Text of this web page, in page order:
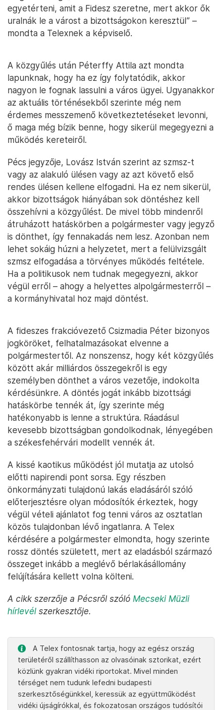
egyetérteni, amit a Fidesz szeretne, mert akkor ők
uralnák le a várost a bizottságokon keresztül” –
mondta a Telexnek a képviselő.
A közgyűlés után Péterffy Attila azt mondta
lapunknak, hogy ha ez így folytatódik, akkor
nagyon le fognak lassulni a város ügyei. Ugyanakkor
az aktuális történésekből szerinte még nem
érdemes messzemenő következtetéseket levonni,
ő maga még bízik benne, hogy sikerül megegyezni a
működés kereteiről.
Pécs jegyzője, Lovász István szerint az szmsz-t
vagy az alakuló ülésen vagy az azt követő első
rendes ülésen kellene elfogadni. Ha ez nem sikerül,
akkor bizottságok hiányában sok döntéshez kell
összehívni a közgyűlést. De mivel több mindenről
átruházott hatáskörben a polgármester vagy jegyző
is dönthet, így fennakadás nem lesz. Azonban nem
lehet sokáig húzni a helyzetet, mert a felülvizsgált
szmsz elfogadása a törvényes működés feltétele.
Ha a politikusok nem tudnak megegyezni, akkor
végül erről – ahogy a helyettes alpolgármesterről –
a kormányhivatal hoz majd döntést.
A fideszes frakcióvezető Csizmadia Péter bizonyos
jogköröket, felhatalmazásokat elvenne a
polgármestertől. Az nonszensz, hogy két közgyűlés
között akár milliárdos összegekről is egy
személyben dönthet a város vezetője, indokolta
kérdésünkre. A döntés jogát inkább bizottsági
hatáskörbe tennék át, így szerinte még
hatékonyabb is lenne a struktúra. Ráadásul
kevesebb bizottságban gondolkodnak, lényegében
a székesfehérvári modellt vennék át.
A kissé kaotikus működést jól mutatja az utolsó
előtti napirendi pont sorsa. Egy részben
önkormányzati tulajdonú lakás eladásáról szóló
előterjesztésre olyan módosítók érkeztek, hogy
végül vételi ajánlatot fog tenni város az osztatlan
közös tulajdonban lévő ingatlanra. A Telex
kérdésére a polgármester elmondta, hogy szerinte
rossz döntés született, mert az eladásból származó
összeget inkább a meglévő bérlakásállomány
felújítására kellett volna költeni.
A cikk szerzője a Pécsről szóló Mecseki Müzli
hírlevél szerkesztője.
A Telex fontosnak tartja, hogy az egész ország
területéről szállíthasson az olvasóinak sztorikat, ezért
közlünk gyakran vidéki riportokat. Mivel minden
térséget nem tudunk lefedni budapesti
szerkesztőségünkkel, keressük az együttműködést
vidéki újságírókkal, és fokozatosan országos tudósítói